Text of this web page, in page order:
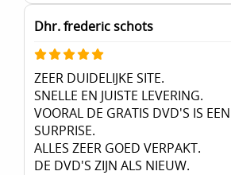
Dhr. frederic schots
ZEER DUIDELIJKE SITE.
SNELLE EN JUISTE LEVERING.
VOORAL DE GRATIS DVD'S IS
SURPRISE.
ALLES ZEER GOED VERPAKT.
DE DVD'S ZIJN ALS NIEUW.